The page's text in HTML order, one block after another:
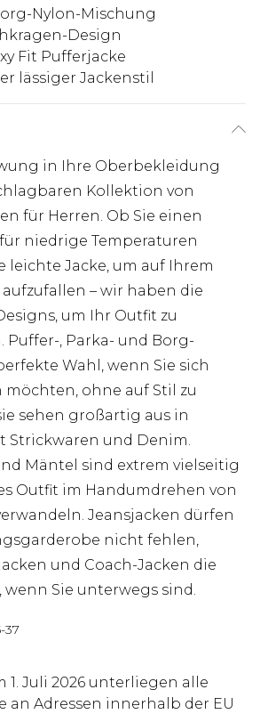
Nylon-Mischung
Design
Fit Pufferjacke
lässiger Jackenstil
in Ihre Oberbekleidung
Kollektion von
für Herren. Ob Sie einen
niedrige Temperaturen
leichte Jacke, um auf Ihrem
– wir haben die
um Ihr Outfit zu
Puffer-, Parka- und Borg-
Wahl, wenn Sie sich
ohne auf Stil zu
sehen großartig aus in
Strickwaren und Denim.
Mäntel sind extrem vielseitig
Outfit im Handumdrehen von
Jeansjacken dürfen
nicht fehlen,
und Coach-Jacken die
Sie unterwegs sind.
37
1. Juli 2026 unterliegen alle
an Adressen innerhalb der EU